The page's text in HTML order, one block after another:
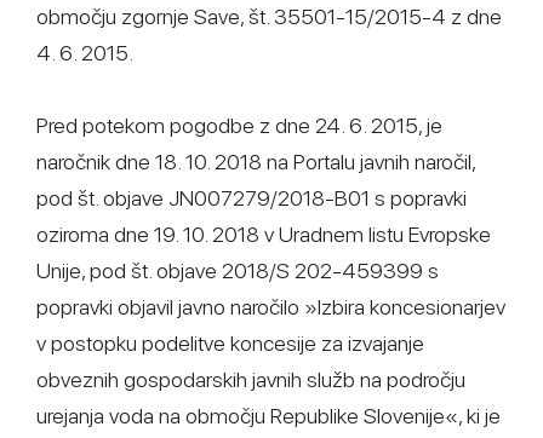
območju zgornje Save, št. 35501-15/2015-4 z dne
4. 6. 2015.
Pred potekom pogodbe z dne 24. 6. 2015, je
naročnik dne 18. 10. 2018 na Portalu javnih naročil,
pod št. objave JN007279/2018-B01 s popravki
oziroma dne 19. 10. 2018 v Uradnem listu Evropske
Unije, pod št. objave 2018/S 202-459399 s
popravki objavil javno naročilo »Izbira koncesionarjev
v postopku podelitve koncesije za izvajanje
obveznih gospodarskih javnih služb na področju
urejanja voda na območju Republike Slovenije«, ki je